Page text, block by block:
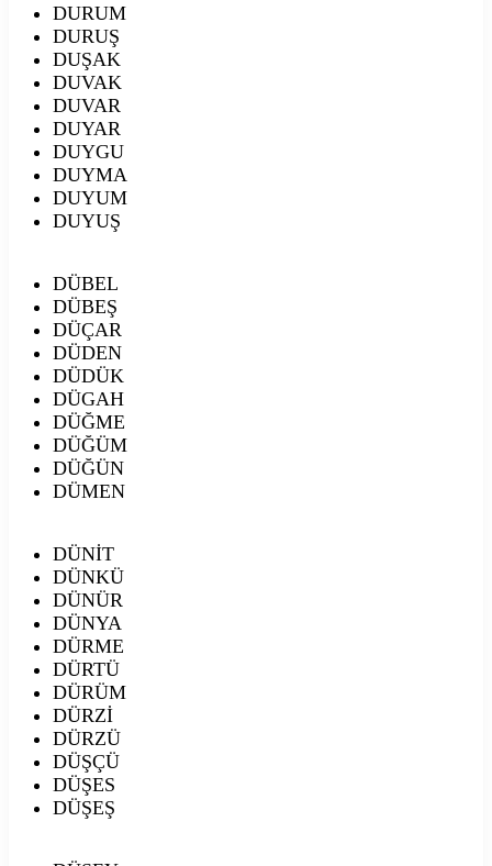
DURUM
DURUŞ
DUŞAK
DUVAK
DUVAR
DUYAR
DUYGU
DUYMA
DUYUM
DUYUŞ
DÜBEL
DÜBEŞ
DÜÇAR
DÜDEN
DÜDÜK
DÜGAH
DÜĞME
DÜĞÜM
DÜĞÜN
DÜMEN
DÜNİT
DÜNKÜ
DÜNÜR
DÜNYA
DÜRME
DÜRTÜ
DÜRÜM
DÜRZİ
DÜRZÜ
DÜŞÇÜ
DÜŞES
DÜŞEŞ